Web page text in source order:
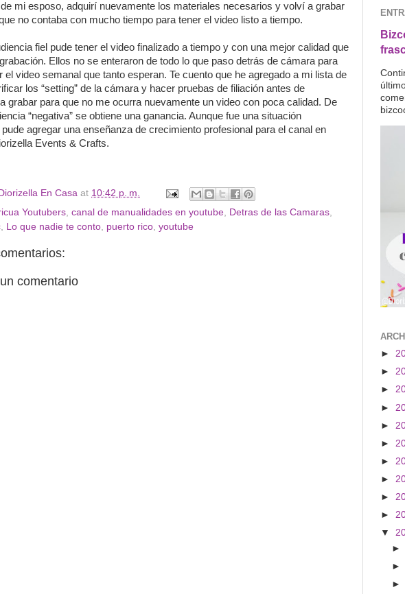
mi esposo, adquirí nuevamente los materiales necesarios y volví a grabar
no contaba con mucho tiempo para tener el video listo a tiempo.
fiel pude tener el video finalizado a tiempo y con una mejor calidad que
Ellos no se enteraron de todo lo que paso detrás de cámara para
el video semanal que tanto esperan. Te cuento que he agregado a mi lista de
los “setting” de la cámara y hacer pruebas de filiación antes de
grabar para que no me ocurra nuevamente un video con poca calidad. De
“negativa” se obtiene una ganancia. Aunque fue una situación
agregar una enseñanza de crecimiento profesional para el canal en
Events & Crafts.
En Casa at 10:42 p. m.
Youtubers canal de manualidades en youtube Detras de las Camaras
Lo que nadie te conto puerto rico youtube
comentario
►
►
►
►
►
►
►
►
►
►
▼
►